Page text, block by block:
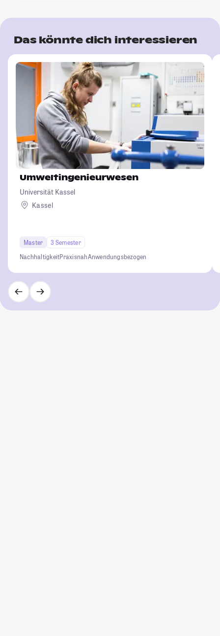
Das könnte dich interessieren
Umweltingenieurwesen
Universität Kassel
Kassel
Master
3 Semester
NachhaltigkeitPraxisnahAnwendungsbezogen